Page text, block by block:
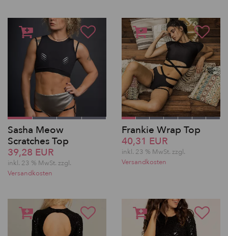
Sasha Meow
Scratches Top
39,28 EUR
inkl. 23 % MwSt. zzgl.
Versandkosten
Frankie Wrap Top
40,31 EUR
inkl. 23 % MwSt. zzgl.
Versandkosten